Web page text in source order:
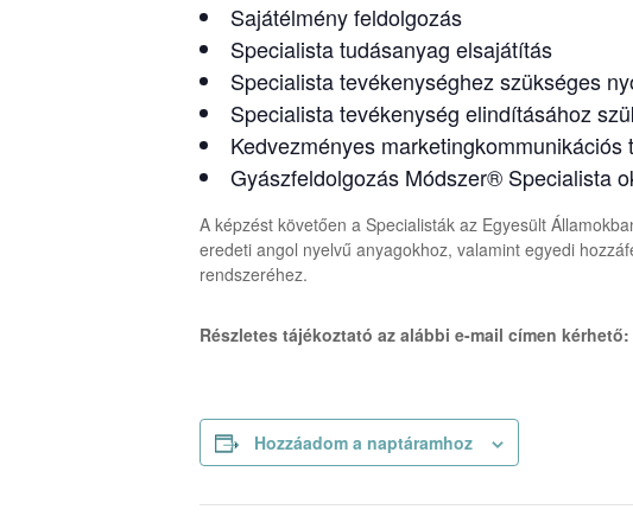
Sajátélmény feldolgozás
Specialista tudásanyag elsajátítás
Specialista tevékenységhez szükséges
Specialista tevékenység elindításához
Kedvezményes marketingkommunikációs
Gyászfeldolgozás Módszer® Specialista
A képzést követően a Specialisták az Egyesült
eredeti angol nyelvű anyagokhoz, valamint egyedi
rendszeréhez.
Részletes tájékoztató az alábbi e-mail címen kérhető:
Hozzáadom a naptáramhoz